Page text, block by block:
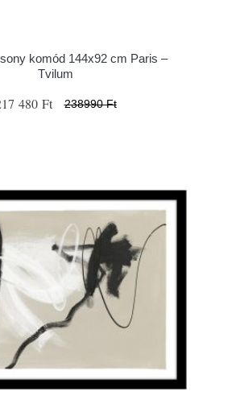
komód 144x92 cm Paris –
Tvilum
480 Ft 238990 Ft